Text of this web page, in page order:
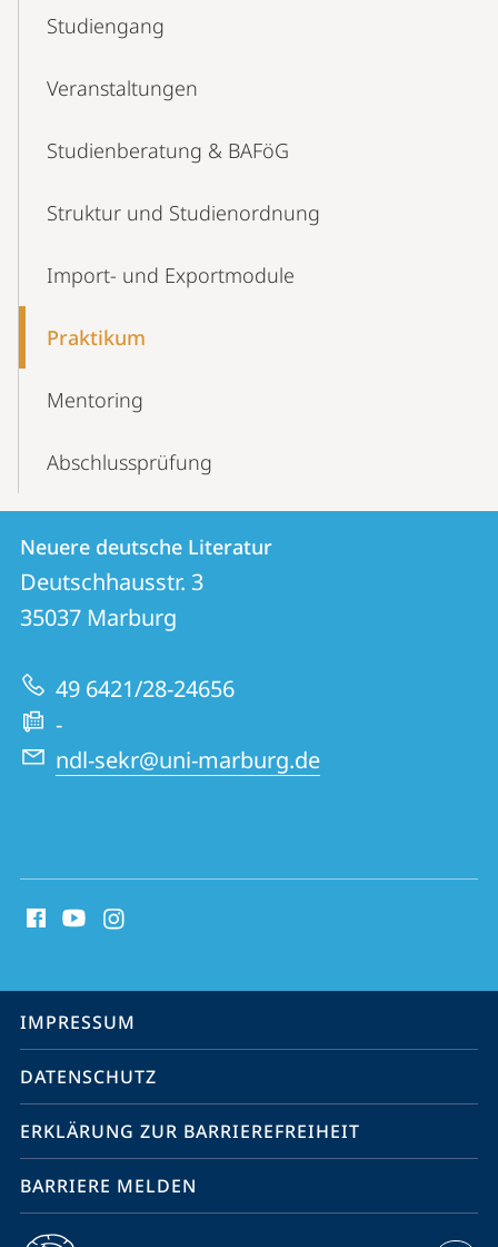
Studiengang
Veranstaltungen
Studienberatung & BAFöG
Struktur und Studienordnung
Import- und Exportmodule
Praktikum
Mentoring
Abschlussprüfung
Kontakt
und
Informationen
zur
Website
Kontaktinformationen
Neuere
deutsche
Literatur
Neuere deutsche Literatur
Deutschhausstr. 3
35037 Marburg
49 6421/28-24656
-
ndl-sekr@uni-marburg.de
Media
Service-
Navigation
IMPRESSUM
DATENSCHUTZ
ERKLÄRUNG ZUR BARRIEREFREIHEIT
BARRIERE MELDEN